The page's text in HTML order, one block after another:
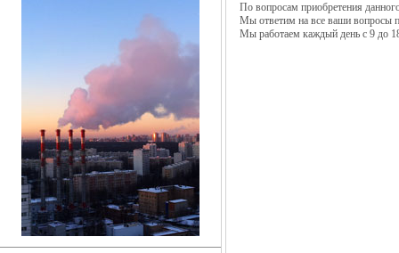
По вопросам приобретения
Мы ответим на все ваши вопросы
Мы работаем каждый день с 9 до